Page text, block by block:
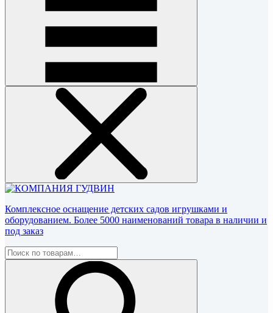
Комплексное оснащение детских садов игрушками и
оборудованием. Более 5000 наименований товара в наличии и
под заказ